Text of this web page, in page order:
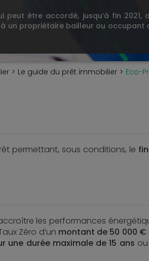
peut être accordé, jusqu’à fin
à un propriétaire bailleur ou
Le guide du prêt immobilier Eco-
permettant, sous conditions, le
les performances
Zéro d’un montant de 50 000 €
une durée maximale de 15 ans